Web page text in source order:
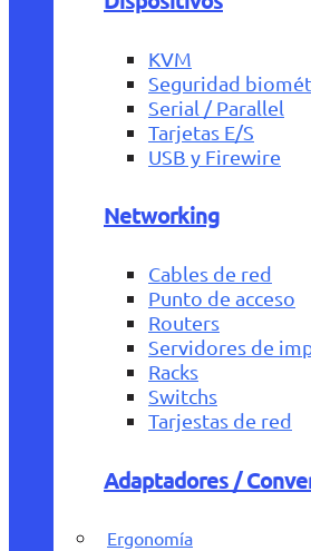
KVM
Seguridad
Serial / Parallel
Tarjetas E/S
USB y Firewire
Networking
Cables de red
Punto de acceso
Routers
Servidores de
Racks
Switchs
Tarjestas de red
Adaptadores /
Ergonomía